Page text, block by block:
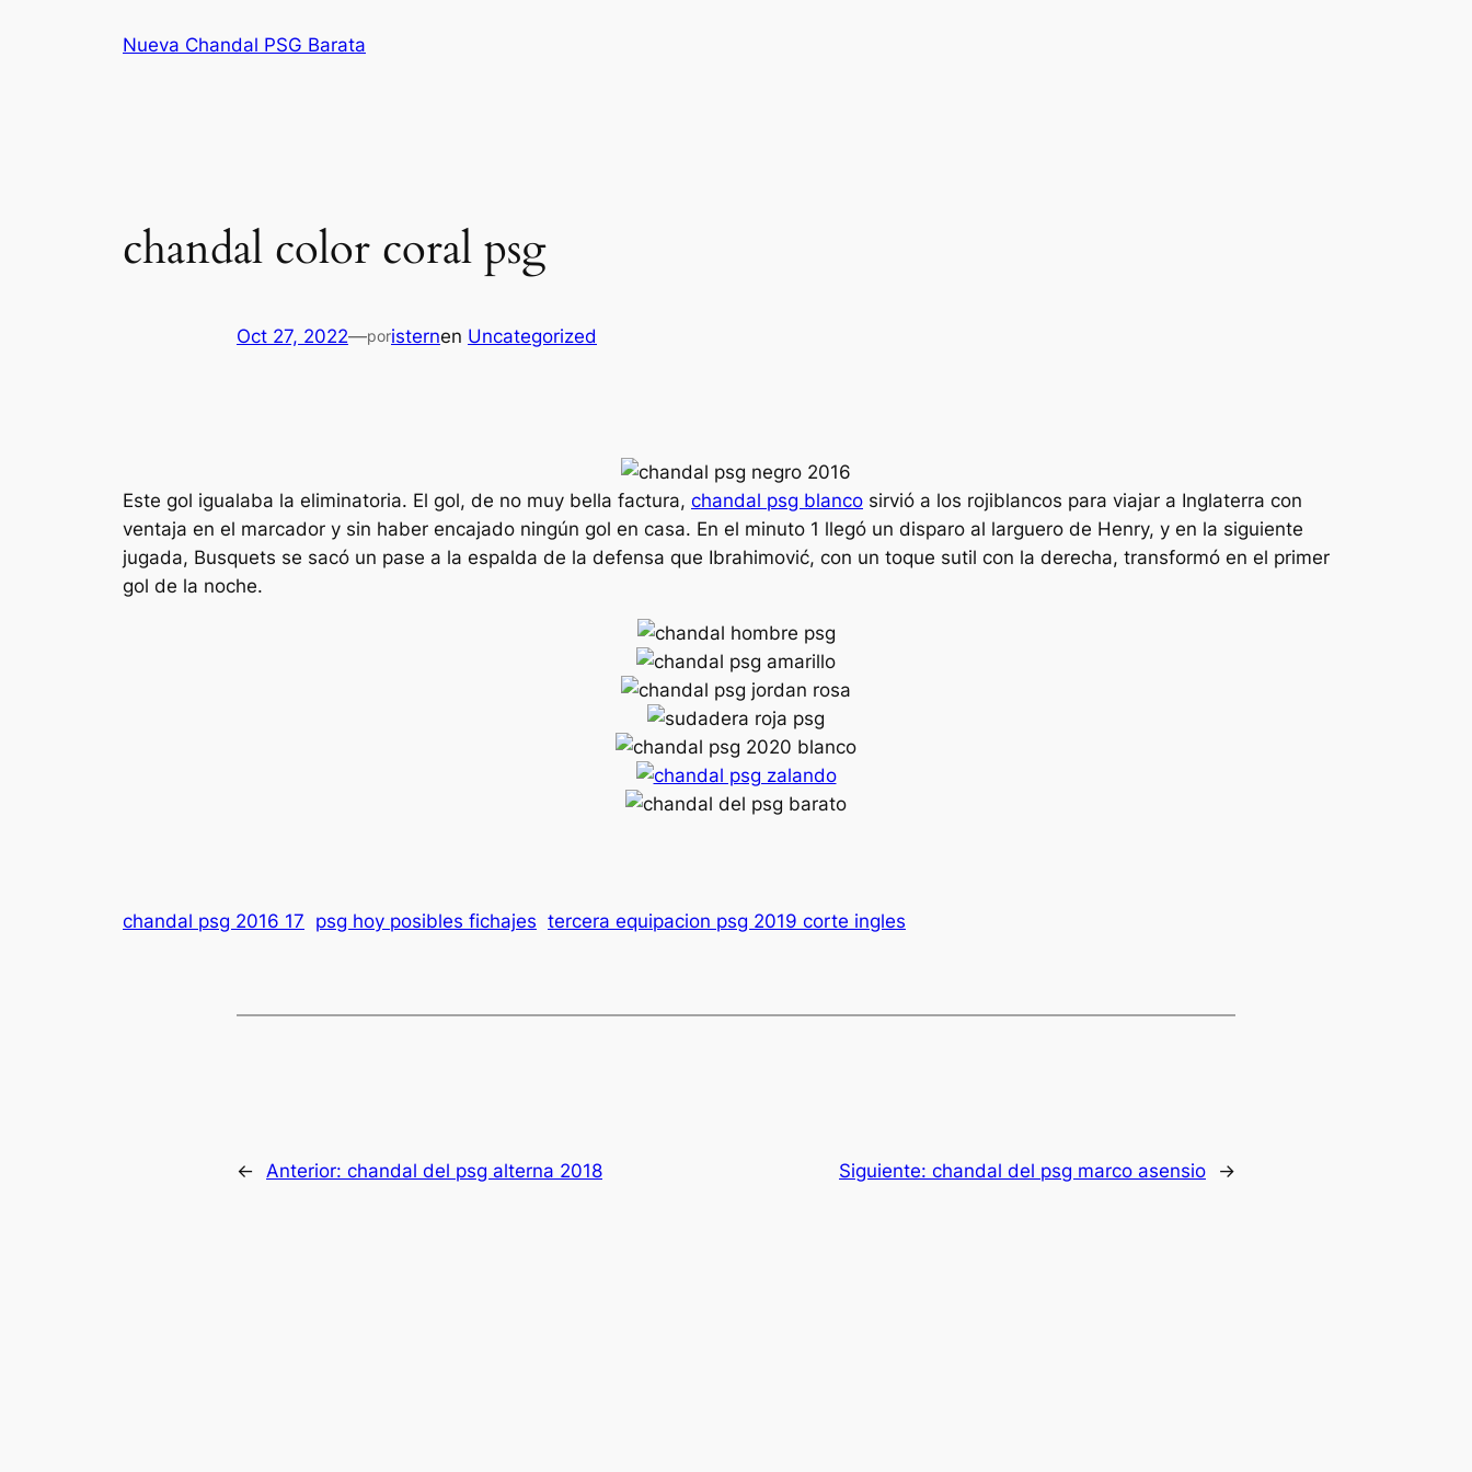
Nueva Chandal PSG Barata
chandal color coral psg
Oct 27, 2022—poristernen Uncategorized
Este gol igualaba la eliminatoria. El gol, de no muy bella factura, chandal psg blanco sirvió a los rojiblancos para viajar a Inglaterra con
ventaja en el marcador y sin haber encajado ningún gol en casa. En el minuto 1 llegó un disparo al larguero de Henry, y en la siguiente
jugada, Busquets se sacó un pase a la espalda de la defensa que Ibrahimović, con un toque sutil con la derecha, transformó en el primer
gol de la noche.
chandal psg 2016 17 psg hoy posibles fichajes tercera equipacion psg 2019 corte ingles
← Anterior: chandal del psg alterna 2018 Siguiente: chandal del psg marco asensio →